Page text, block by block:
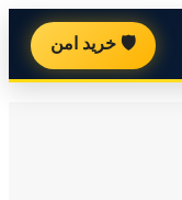
🛡️ خرید امن